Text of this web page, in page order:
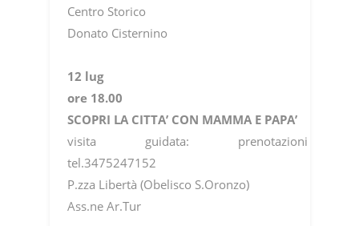
Centro Storico
Donato Cisternino
12 lug
ore 18.00
SCOPRI LA CITTA’ CON MAMMA E PAPA’
visita guidata: prenotazioni
tel.3475247152
P.zza Libertà (Obelisco S.Oronzo)
Ass.ne Ar.Tur